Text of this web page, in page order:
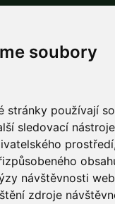
soubory
stránky používají
sledovací
prostředí,
návštěvnosti
zdroje